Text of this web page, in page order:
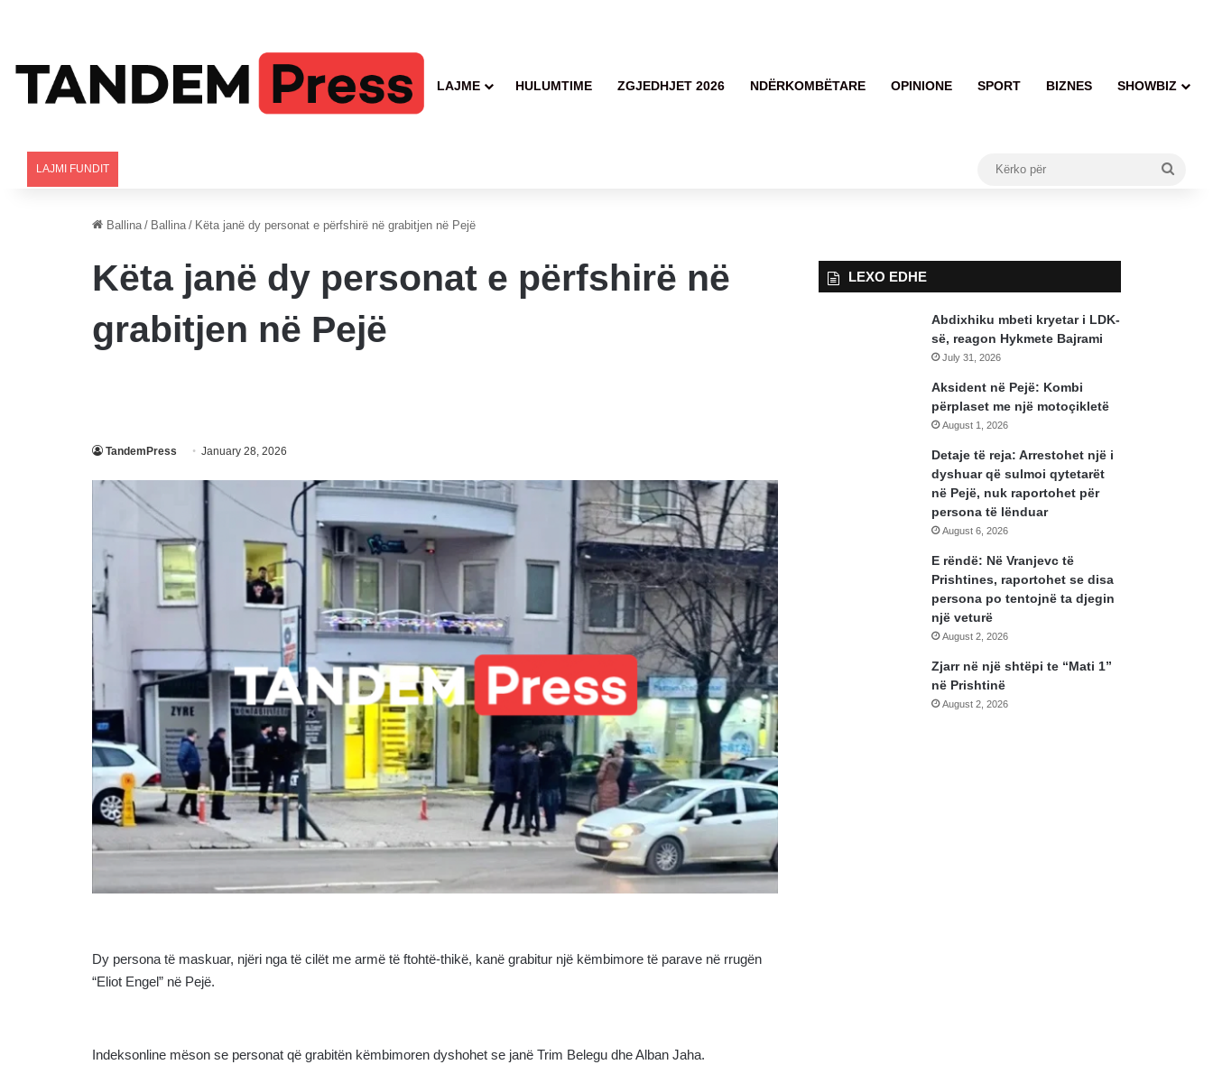
LAJME HULUMTIME ZGJEDHJET 2026 NDËRKOMBËTARE OPINIONE SPORT BIZNES SHOWBIZ
LAJMI FUNDIT
Ballina / Ballina / Këta janë dy personat e përfshirë në grabitjen në Pejë
Këta janë dy personat e përfshirë në
grabitjen në Pejë
TandemPress January 28, 2026
Dy persona të maskuar, njëri nga të cilët me armë të ftohtë-thikë, kanë grabitur një këmbimore të parave në rrugën
“Eliot Engel” në Pejë.
Indeksonline mëson se personat që grabitën këmbimoren dyshohet se janë Trim Belegu dhe Alban Jaha.
LEXO EDHE
Abdixhiku mbeti kryetar i LDK-
së, reagon Hykmete Bajrami
July 31, 2026
Aksident në Pejë: Kombi
përplaset me një motoçikletë
August 1, 2026
Detaje të reja: Arrestohet një i
dyshuar që sulmoi qytetarët
në Pejë, nuk raportohet për
persona të lënduar
August 6, 2026
E rëndë: Në Vranjevc të
Prishtines, raportohet se disa
persona po tentojnë ta djegin
një veturë
August 2, 2026
Zjarr në një shtëpi te “Mati 1”
në Prishtinë
August 2, 2026